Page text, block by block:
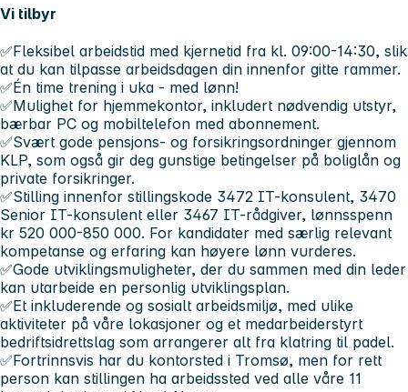
Vi tilbyr
✅Fleksibel arbeidstid med kjernetid fra kl. 09:00-14:30, slik
at du kan tilpasse arbeidsdagen din innenfor gitte rammer.
✅Én time trening i uka - med lønn!
✅Mulighet for hjemmekontor, inkludert nødvendig utstyr,
bærbar PC og mobiltelefon med abonnement.
✅Svært gode pensjons- og forsikringsordninger gjennom
KLP, som også gir deg gunstige betingelser på boliglån og
private forsikringer.
✅Stilling innenfor stillingskode 3472 IT-konsulent, 3470
Senior IT-konsulent eller 3467 IT-rådgiver, lønnsspenn
kr 520 000-850 000. For kandidater med særlig relevant
kompetanse og erfaring kan høyere lønn vurderes.
✅Gode utviklingsmuligheter, der du sammen med din leder
kan utarbeide en personlig utviklingsplan.
✅Et inkluderende og sosialt arbeidsmiljø, med ulike
aktiviteter på våre lokasjoner og et medarbeiderstyrt
bedriftsidrettslag som arrangerer alt fra klatring til padel.
✅Fortrinnsvis har du kontorsted i Tromsø, men for rett
person kan stillingen ha arbeidssted ved alle våre 11